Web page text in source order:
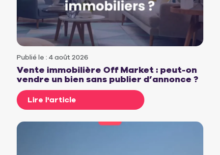
Publié le : 4 août 2026
Vente immobilière Off Market : peut-on
vendre un bien sans publier d’annonce ?
Lire l'article